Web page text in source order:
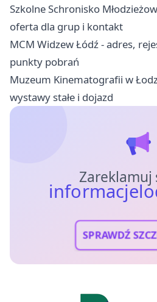
Szkolne Schronisko
oferta dla grup i kontakt
MCM Widzew Łódź - adres,
punkty pobrań
Muzeum Kinematografii w
wystawy stałe i dojazd
Zareklamuj
SPRAWDŹ